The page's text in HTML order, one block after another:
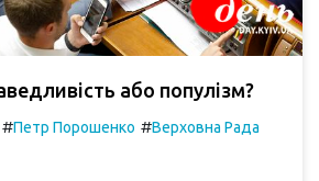
або популізм?
#Петр Порошенко #Верховна Рада